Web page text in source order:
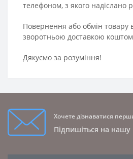
телефоном, з якого надіслано
Повернення або обмін товару
зворотньою доставкою
Дякуємо за розуміння!
Хочете дізнаватися
Підпишіться на нашу